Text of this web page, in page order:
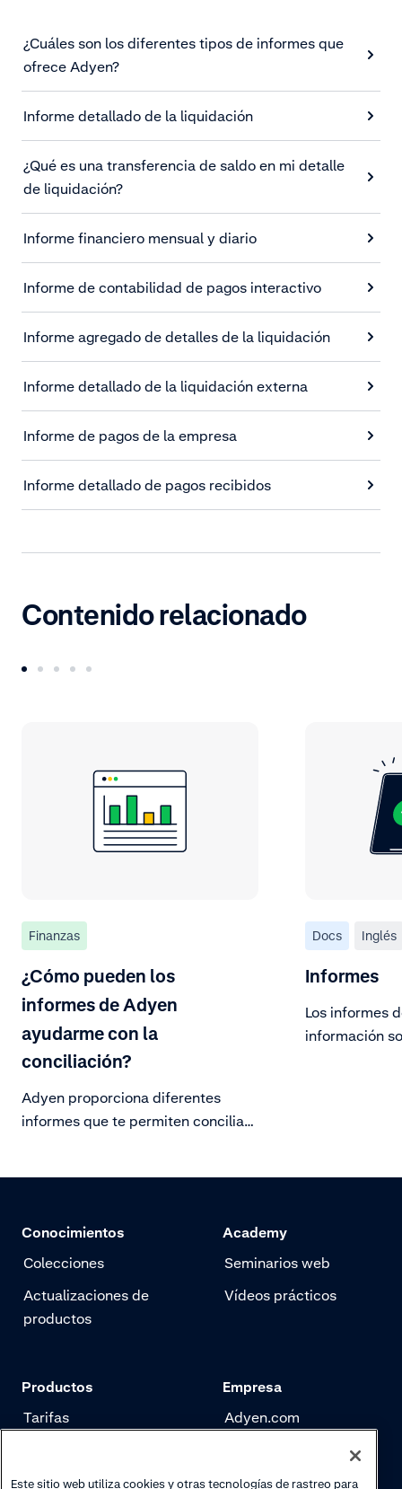
¿Cuáles son los diferentes tipos de informes que
ofrece Adyen?
Informe detallado de la liquidación
¿Qué es una transferencia de saldo en mi detalle
de liquidación?
Informe financiero mensual y diario
Informe de contabilidad de pagos interactivo
Informe agregado de detalles de la liquidación
Informe detallado de la liquidación externa
Informe de pagos de la empresa
Informe detallado de pagos recibidos
Contenido relacionado
Finanzas
¿Cómo pueden los
informes de Adyen
ayudarme con la
conciliación?
Adyen proporciona diferentes
informes que te permiten conciliar
Docs Inglés
Informes
Los informes
información
Conocimientos
Colecciones
Actualizaciones de
productos
Academy
Seminarios web
Vídeos prácticos
Productos
Tarifas
Gestión de riesgo
Empresa
Adyen.com
Newsletter
Este sitio web utiliza cookies y otras tecnologías de rastreo para